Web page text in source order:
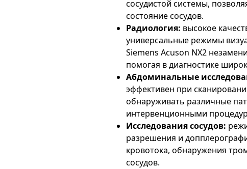
сосудистой системы,
состояние сосудов.
Радиология: высокое
универсальные режимы
Siemens Acuson NX2
помогая в диагностике
Абдоминальные
эффективен при
обнаруживать различные
интервенционными
Исследования сосудов:
разрешения и
кровотока, обнаружения
сосудов.